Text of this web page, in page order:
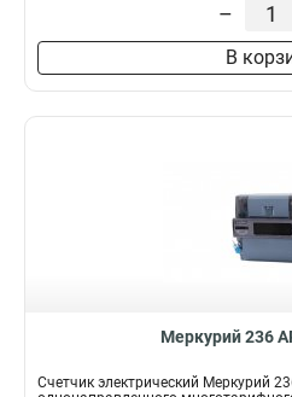
–
В
Меркурий 236
Счетчик электрический Меркурий